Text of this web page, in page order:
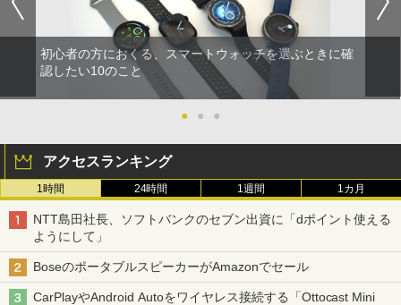
初心者の方におくる、スマートウォッチを選ぶときに確
認したい10のこと
● ● ●
アクセスランキング
1時間 24時間 1週間 1カ月
NTT島田社長、ソフトバンクのセブン出資に「dポイント使える
ようにして」
BoseのポータブルスピーカーがAmazonでセール
CarPlayやAndroid Autoをワイヤレス接続する「Ottocast Mini